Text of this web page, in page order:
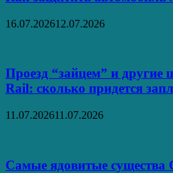
16.07.202612.07.2026
Проезд “зайцем” и другие
Rail: сколько придется
11.07.202611.07.2026
Самые ядовитые